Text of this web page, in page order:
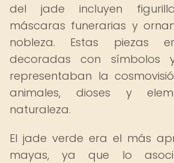
del jade incluyen
máscaras funerarias y
nobleza. Estas piezas
decoradas con símbolos
representaban la
animales, dioses y
naturaleza.
El jade verde era el más
mayas, ya que lo